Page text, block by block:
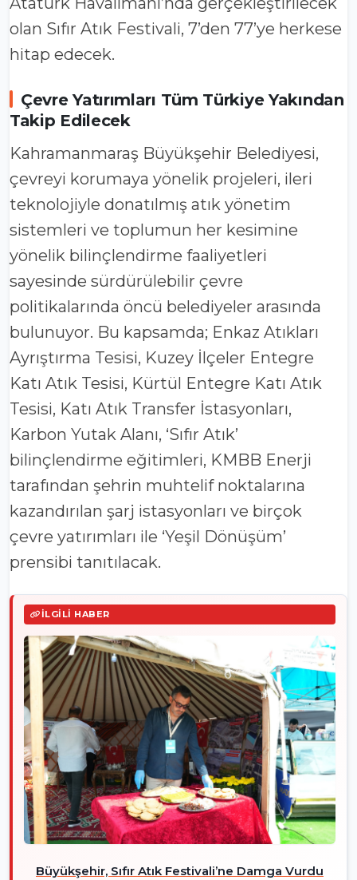
olan Sıfır Atık Festivali, 7’den 77’ye herkese
hitap edecek.
Çevre Yatırımları Tüm Türkiye Yakından
Takip Edilecek
Kahramanmaraş Büyükşehir Belediyesi,
çevreyi korumaya yönelik projeleri, ileri
teknolojiyle donatılmış atık yönetim
sistemleri ve toplumun her kesimine
yönelik bilinçlendirme faaliyetleri
sayesinde sürdürülebilir çevre
politikalarında öncü belediyeler arasında
bulunuyor. Bu kapsamda; Enkaz Atıkları
Ayrıştırma Tesisi, Kuzey İlçeler Entegre
Katı Atık Tesisi, Kürtül Entegre Katı Atık
Tesisi, Katı Atık Transfer İstasyonları,
Karbon Yutak Alanı, ‘Sıfır Atık’
bilinçlendirme eğitimleri, KMBB Enerji
tarafından şehrin muhtelif noktalarına
kazandırılan şarj istasyonları ve birçok
çevre yatırımları ile ‘Yeşil Dönüşüm’
prensibi tanıtılacak.
İLGILI HABER
Büyükşehir, Sıfır Atık Festivali’ne Damga Vurdu